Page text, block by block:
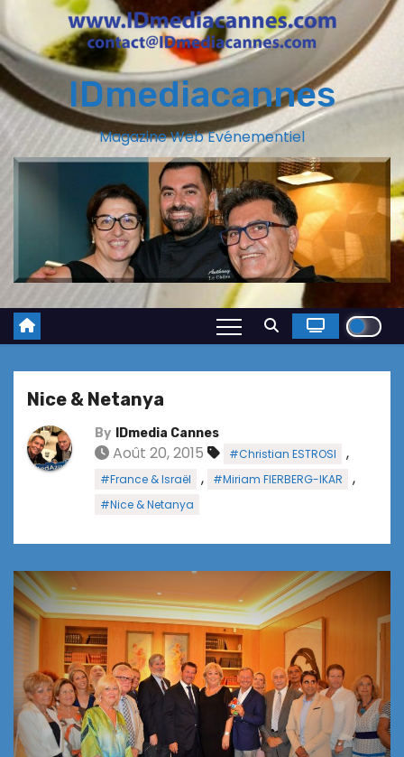
IDmediacannes
Magazine Web Evénementiel
Nice & Netanya
By IDmedia Cannes
Août 20, 2015 #Christian ESTROSI ,
#France & Israël , #Miriam FIERBERG-IKAR ,
#Nice & Netanya